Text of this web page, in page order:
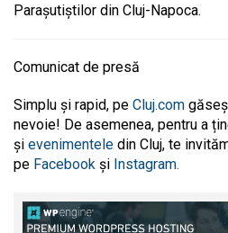
Parașutiștilor din Cluj-Napoca.
Comunicat de presă
Simplu și rapid, pe Cluj.com
nevoie! De asemenea, pentru a
și evenimentele din Cluj, te
pe Facebook și Instagram.